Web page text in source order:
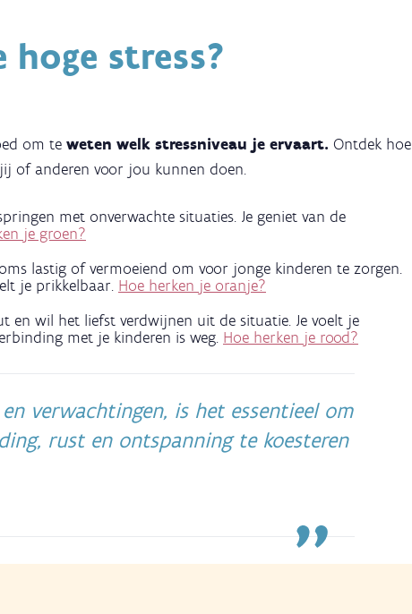
hoge stress?
om te weten welk stressniveau je ervaart. Ontdek hoe
of anderen voor jou kunnen doen.
met onverwachte situaties. Je geniet van de
je groen?
lastig of vermoeiend om voor jonge kinderen te zorgen.
je prikkelbaar. Hoe herken je oranje?
en wil het liefst verdwijnen uit de situatie. Je voelt je
met je kinderen is weg. Hoe herken je rood?
verwachtingen, is het essentieel om
rust en ontspanning te koesteren